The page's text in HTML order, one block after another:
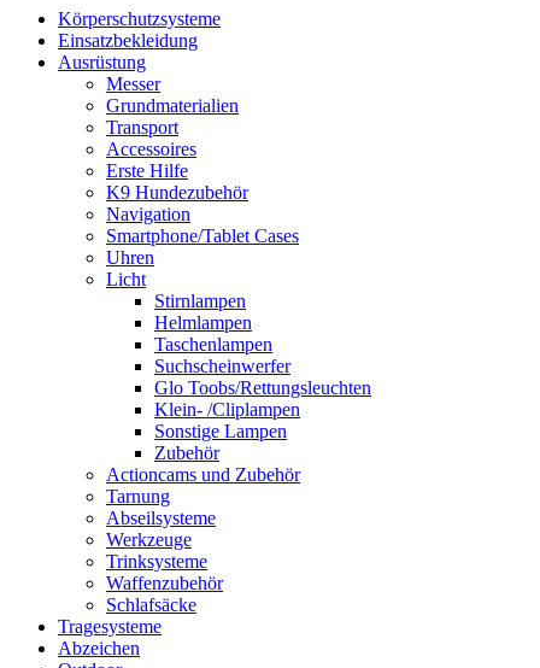
Körperschutzsysteme
Einsatzbekleidung
Ausrüstung
Messer
Grundmaterialien
Transport
Accessoires
Erste Hilfe
K9 Hundezubehör
Navigation
Smartphone/Tablet Cases
Uhren
Licht
Stirnlampen
Helmlampen
Taschenlampen
Suchscheinwerfer
Glo Toobs/Rettungsleuchten
Klein- /Cliplampen
Sonstige Lampen
Zubehör
Actioncams und Zubehör
Tarnung
Abseilsysteme
Werkzeuge
Trinksysteme
Waffenzubehör
Schlafsäcke
Tragesysteme
Abzeichen